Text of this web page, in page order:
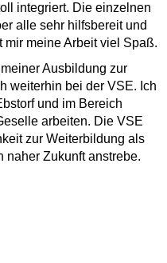
integriert. Die einzelnen
alle sehr hilfsbereit und
meine Arbeit viel Spaß.
Ausbildung zur
weiterhin bei der VSE. Ich
und im Bereich
arbeiten. Die VSE
zur Weiterbildung als
naher Zukunft anstrebe.